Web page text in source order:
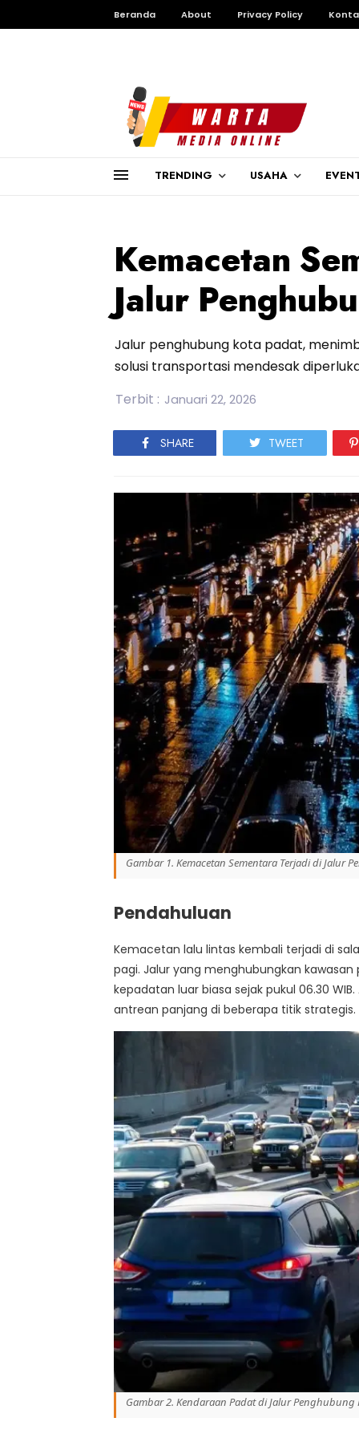
Beranda About Privacy Policy
TRENDING USAHA
Kemacetan
Jalur
Jalur penghubung kota padat,
solusi transportasi mendesak
Terbit : Januari 22, 2026
SHARE TWEET
Gambar 1. Kemacetan Sementara Terjadi di Jalur
Pendahuluan
Kemacetan lalu lintas kembali terjadi di
pagi. Jalur yang menghubungkan
kepadatan luar biasa sejak pukul 06.30
antrean panjang di beberapa titik strategis.
Gambar 2. Kendaraan Padat di Jalur Penghubung